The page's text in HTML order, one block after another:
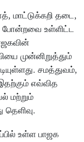
மாட்டுக்கறி தடை,
போன்றவை உள்ளிட்ட
முன்னிறுத்தும்
சமத்துவம்,
எவ்வித
மற்றும்
தெளிவு.
உள்ள பாஜக